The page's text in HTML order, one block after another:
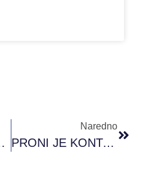
TRACK, ATTUNE, LIMIT
Naredno
PRONI JE KONTAKT TAČKA U BIH ZA NAJVEĆE EVROPSKE PROGRAME MOBILNOSTI